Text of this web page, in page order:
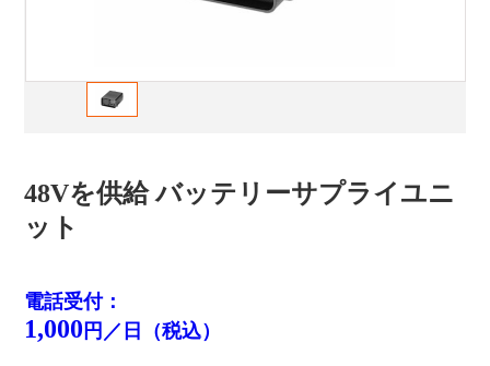
48Vを供給 バッテリーサプライユニ
ット
電話受付：
1,000 円／日（税込）